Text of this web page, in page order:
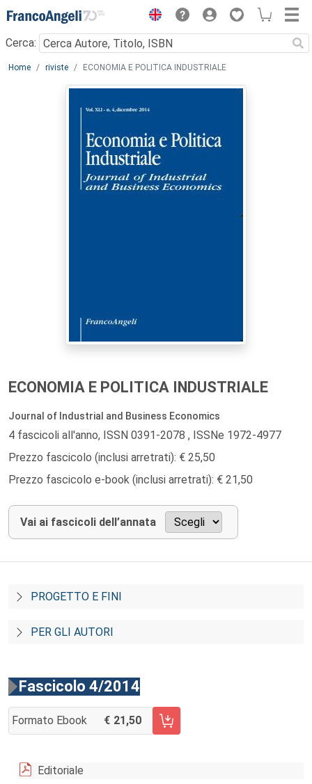
Menu
Cerca:
Main content
Home riviste ECONOMIA E POLITICA INDUSTRIALE
ECONOMIA E POLITICA INDUSTRIALE
Journal of Industrial and Business Economics
4 fascicoli all'anno, ISSN 0391-2078 , ISSNe 1972-4977
Prezzo fascicolo (inclusi arretrati): € 25,50
Prezzo fascicolo e-book (inclusi arretrati): € 21,50
Vai ai fascicoli dell’annata
PROGETTO E FINI
PER GLI AUTORI
Fascicolo 4/2014
Formato Ebook 21,50
AGGIUNGI AL CARRELLO FASCICOLO 4/2014
Editoriale